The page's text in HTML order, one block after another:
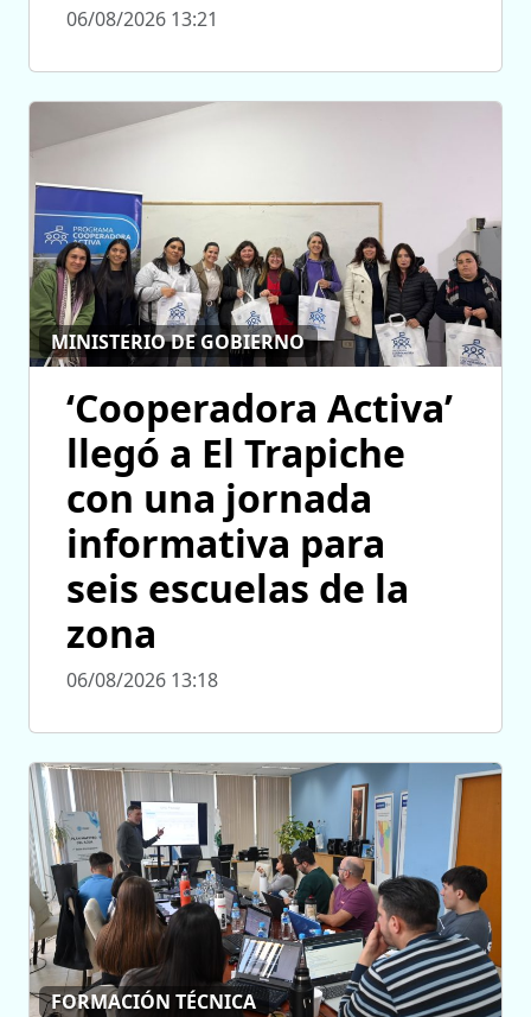
06/08/2026 13:21
MINISTERIO DE GOBIERNO
‘Cooperadora Activa’
llegó a El Trapiche
con una jornada
informativa para
seis escuelas de la
zona
06/08/2026 13:18
FORMACIÓN TÉCNICA